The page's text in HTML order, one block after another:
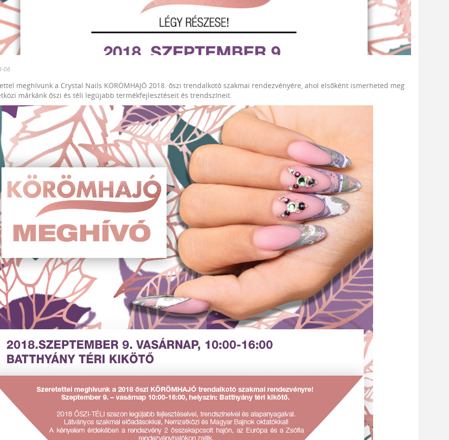
06
meghívunk a Crystal Nails KÖRÖMHAJÓ 2018. őszi trendalkotó szakmai rendezvényére, ahol elsőként ismerheted meg
márkánk őszi és téli legújabb termékfejlesztéseit és trendszíneit.